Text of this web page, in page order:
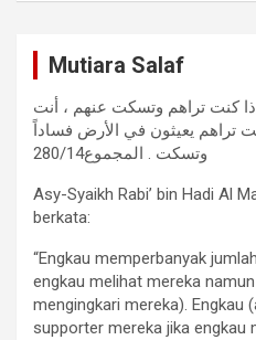
Mutiara Salaf
كنت تراهم وتسكت عنهم ، أنت
تراهم يعيثون في الأرض فساداً
وتسكت . المجموع280/14
Asy-Syaikh Rabi’ bin Hadi Al
berkata:
“Engkau memperbanyak
engkau melihat mereka
mengingkari mereka). Engkau
supporter mereka jika engkau